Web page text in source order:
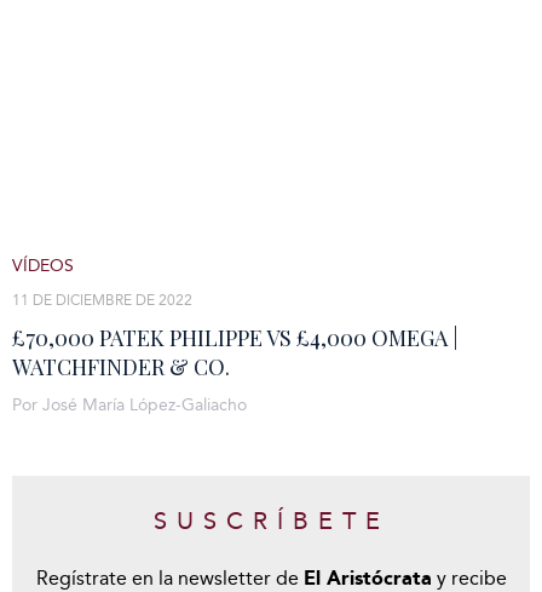
£70,000 PATEK PHILIPPE VS £4,000 OMEGA |
WATCHFINDER & CO.
11 DE DICIEMBRE DE 2022
VÍDEOS
Por José María López-Galiacho
SUSCRÍBETE
Regístrate en la newsletter de El Aristócrata y recibe